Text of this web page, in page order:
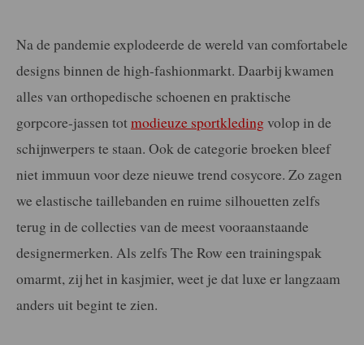
Na de pandemie explodeerde de wereld van comfortabele
designs binnen de high-fashionmarkt. Daarbij kwamen
alles van orthopedische schoenen en praktische
gorpcore-jassen totmodieuze sportkledingvolop in de
schijnwerpers te staan. Ook de categorie broeken bleef
niet immuun voor deze nieuwe trend cosycore. Zo zagen
we elastische taillebanden en ruime silhouetten zelfs
terug in de collecties van de meest vooraanstaande
designermerken. Als zelfs The Row een trainingspak
omarmt, zij het in kasjmier, weet je dat luxe er langzaam
anders uit begint te zien.